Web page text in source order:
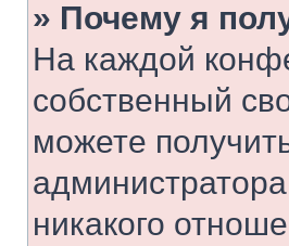
» Почему я
На каждой
собственный
можете
никакого